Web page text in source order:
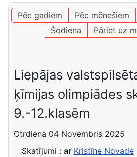
Pēc gadiem Pēc mēnešiem
Šodiena
Pāriet uz
Liepājas
ķīmijas olimpiādes
9.-12.klasēm
Otrdiena 04 Novembris 2025
Skatījumi : ar Kristīne Novade